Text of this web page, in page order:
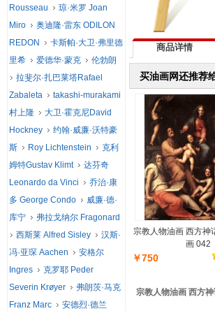
商品详情
买油画网还推荐
宗教人物油画 西方神
画 042
￥750
宗教人物油画 西方
Rousseau
琼·米罗 Joan
Miro
奥迪隆·雷东 ODILON
REDON
卡斯帕·大卫·弗里德
里希
爱德华·蒙克
伦勃朗
拉斐尔·扎巴莱塔Rafael
Zabaleta
takashi-murakami
村上隆
大卫·霍克尼David
Hockney
约翰·威廉·沃特豪
斯
Roy Lichtenstein
克利
姆特Gustav Klimt
达芬奇
Leonardo da Vinci
乔治·康
多 George Condo
威廉·德·
库宁
弗拉戈纳尔 Fragonard
西斯莱 Alfred Sisley
汉斯·
冯·亚琛 Aachen
安格尔
Ingres
克罗耶 Peder
Severin Krøyer
弗朗茨·马克
Franz Marc
安德烈·德兰